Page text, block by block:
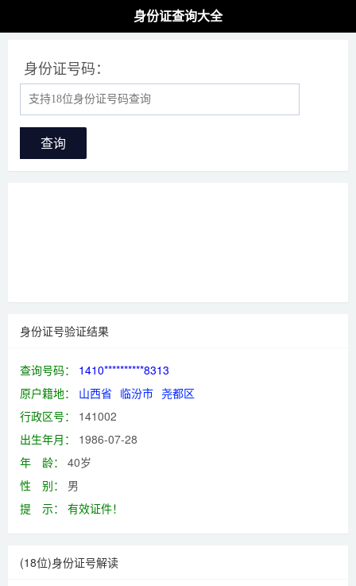
身份证查询大全
身份证号码：
查询
身份证号验证结果
查询号码：
1410**********8313
原户籍地：
山西省 临汾市 尧都区
行政区号：
141002
出生年月：
1986-07-28
年 龄：
40岁
性 别：
男
提 示：
有效证件！
(18位)身份证号解读